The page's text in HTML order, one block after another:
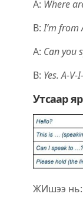
A: Where
B:I’m from
A: Can you
B: Yes. A-V-
Утсаар
ЖИшээ нь: